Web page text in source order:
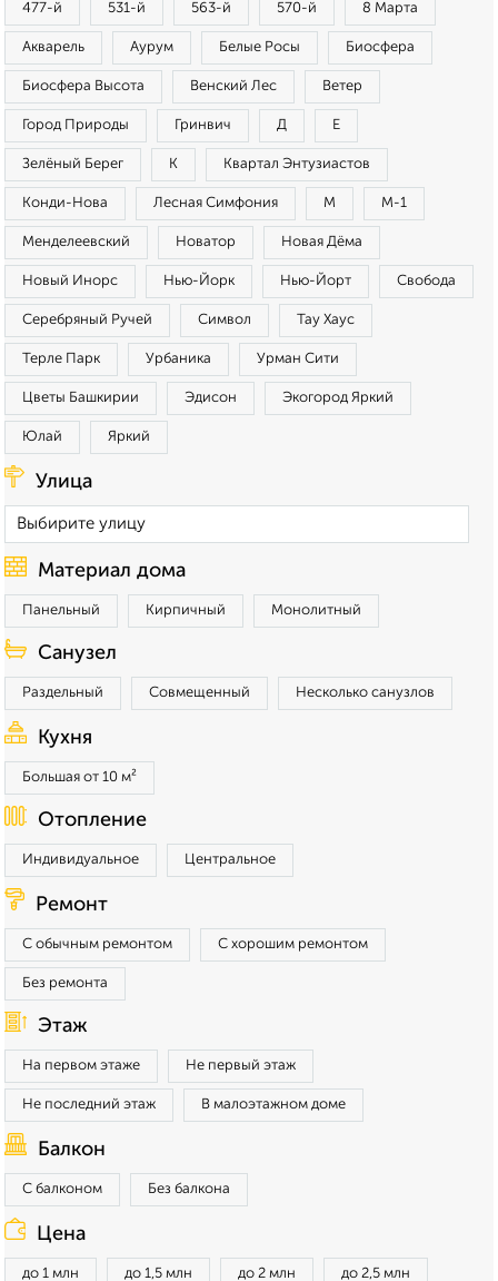
477-й 531-й 563-й 570-й 8 Марта
Акварель Аурум Белые Росы Биосфера
Биосфера Высота Венский Лес Ветер
Город Природы Гринвич Д Е
Зелёный Берег К Квартал Энтузиастов
Конди-Нова Лесная Симфония М М-1
Менделеевский Новатор Новая Дёма
Новый Инорс Нью-Йорк Нью-Йорт Свобода
Серебряный Ручей Символ Тау Хаус
Терле Парк Урбаника Урман Сити
Цветы Башкирии Эдисон Экогород Яркий
Юлай Яркий
Улица
Материал дома
Панельный Кирпичный Монолитный
Санузел
Раздельный Совмещенный Несколько санузлов
Кухня
Большая от 10 м²
Отопление
Индивидуальное Центральное
Ремонт
С обычным ремонтом С хорошим ремонтом
Без ремонта
Этаж
На первом этаже Не первый этаж
Не последний этаж В малоэтажном доме
Балкон
С балконом Без балкона
Цена
до 1 млн до 1,5 млн до 2 млн до 2,5 млн